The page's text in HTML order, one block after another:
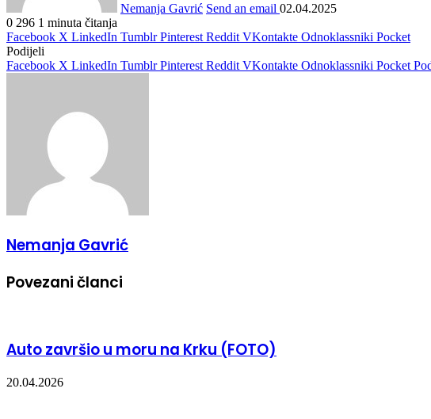
Nemanja Gavrić Send an email 02.04.2025
0 296 1 minuta čitanja
Facebook X LinkedIn Tumblr Pinterest Reddit VKontakte Odnoklassniki Pocket
Podijeli
Facebook X LinkedIn Tumblr Pinterest Reddit VKontakte Odnoklassniki Pocket
Nemanja Gavrić
Povezani članci
Auto završio u moru na Krku (FOTO)
20.04.2026